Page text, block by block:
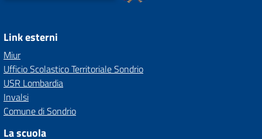
Link esterni
Miur
Ufficio Scolastico Territoriale Sondrio
USR Lombardia
Invalsi
Comune di Sondrio
La scuola